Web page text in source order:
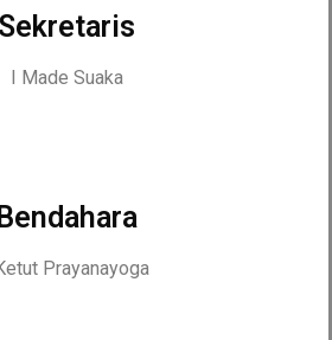
Sekretaris
I Made Suaka
Bendahara
Prayanayoga